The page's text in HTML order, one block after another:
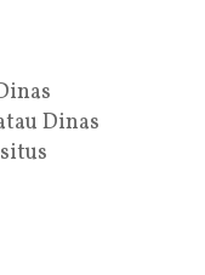
Dinas